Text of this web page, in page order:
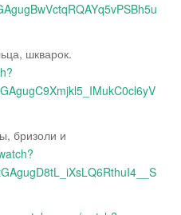
шкварок.
бризоли и